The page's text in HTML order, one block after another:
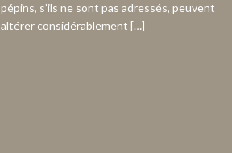
pépins, s’ils ne sont pas adressés, peuvent
altérer considérablement […]